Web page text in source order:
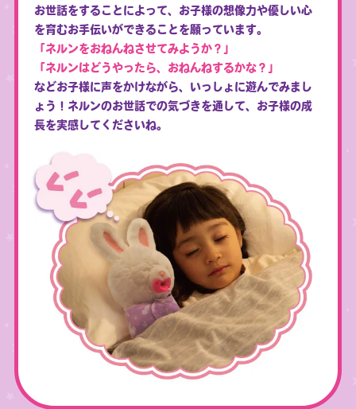
お世話をすることによって、お子様の想像力や優しい心
を育むお手伝いができることを願っています。
「ネルンをおねんねさせてみようか？」
「ネルンはどうやったら、おねんねするかな？」
などお子様に声をかけながら、いっしょに遊んでみまし
ょう！ネルンのお世話での気づきを通して、お子様の成
長を実感してくださいね。